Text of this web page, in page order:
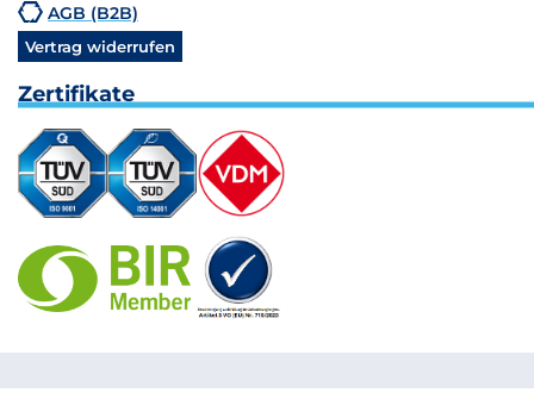
AGB (B2B)
Vertrag widerrufen
Zertifikate